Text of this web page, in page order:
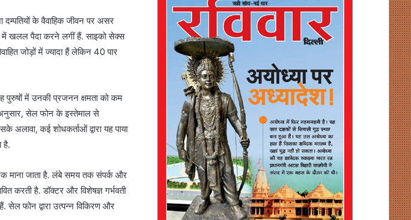
के वैवाहिक जीवन पर असर
में खलल पैदा करने लगीं हैं. साइको सेक्स
जोड़ों में ज्यादा हैं लेकिन 40 पार
पुरुषों में उनकी प्रजनन क्षमता को कम
अनुसार, सेल फोन के इस्तेमाल से
अलावा, कई शोधकर्ताओं द्वारा यह पाया
है.
माना जाता है. लंबे समय तक संपर्क और
करती है. डॉक्टर और विशेषज्ञ गर्भवती
फोन द्वारा उत्पन्न विकिरण और